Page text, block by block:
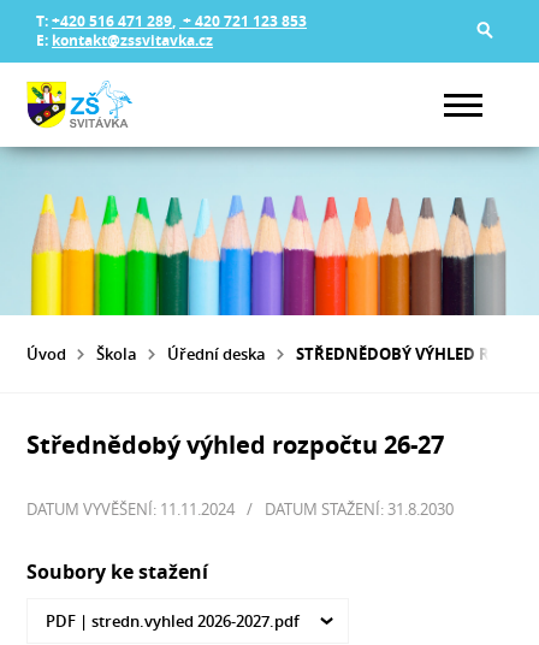
T:+420 516 471 289, + 420 721 123 853
E: kontakt@zssvitavka.cz
Úvod Škola Úřední deska STŘEDNĚDOBÝ VÝHLED
Střednědobý výhled rozpočtu 26-27
DATUM VYVĚŠENÍ: 11.11.2024 / DATUM STAŽENÍ: 31.8.2030
Soubory ke stažení
PDF |stredn.vyhled 2026-2027.pdf